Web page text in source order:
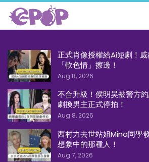
正式肖像授權給Ai短劇！
「軟色情」擦邊！
Aug 8, 2026
不合升級！侯明昊被警方
劇換男主正式停拍！
Aug 8, 2026
西村力去世站姐Mina同學
想象中的那種人！
Aug 7, 2026